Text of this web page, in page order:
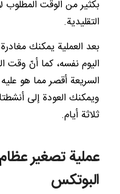
بكثير من الوقت المطلوب
التقليدية.
بعد العملية يمكنك
اليوم نفسه، كما أنّ وقت
السريعة أقصر مما هو
ويمكنك العودة إلى
ثلاثة أيام.
عملية تصغير
البوتكس